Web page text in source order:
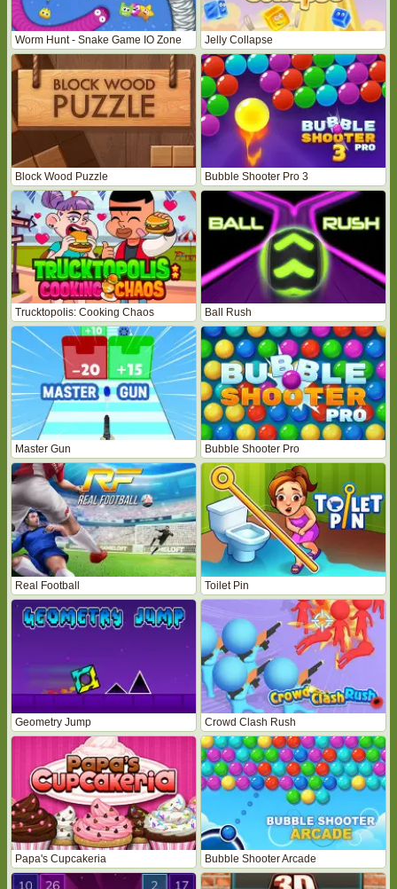
Worm Hunt - Snake Game IO Zone Jelly Collapse
Block Wood Puzzle Bubble Shooter Pro 3
Trucktopolis: Cooking Chaos Ball Rush
Master Gun Bubble Shooter Pro
Real Football Toilet Pin
Geometry Jump Crowd Clash Rush
Papa's Cupcakeria Bubble Shooter Arcade